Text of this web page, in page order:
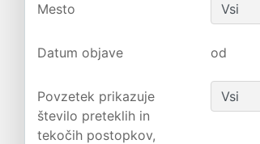
Mesto
Datum objave od
Povzetek prikazuje
število preteklih in
tekočih postopkov,